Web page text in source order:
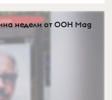
недели от OOH Mag